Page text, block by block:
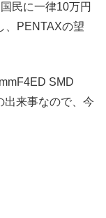
民に一律10万円
、PENTAXの望
SMD
出来事なので、今